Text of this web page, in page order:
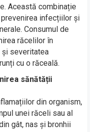
Această combinație
infecțiilor și
Consumul de
răcelilor în
și severitatea
cu o răceală.
sănătății
din organism,
unei răceli sau al
gât, nas și bronhii